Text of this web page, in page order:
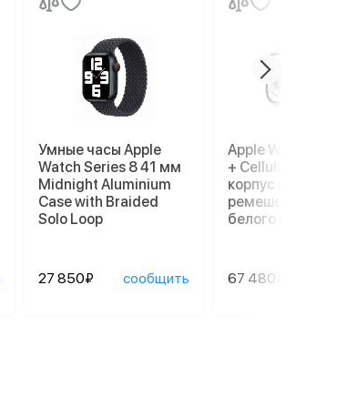
Умные часы Apple
Watch Series 8 41 мм
Midnight Aluminium
Case with Braided
Solo Loop
27 850₽ сообщить
Apple Watch Ultra
+ Cellular, 49 мм,
корпус из титана,
ремешок Ocean
белого цвета
67 480₽